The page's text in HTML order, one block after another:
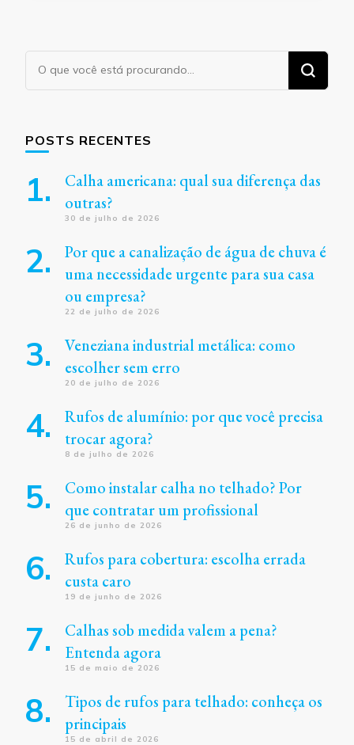
POSTS RECENTES
Calha americana: qual sua diferença das
outras?
30 de julho de 2026
Por que a canalização de água de chuva é
uma necessidade urgente para sua casa
ou empresa?
22 de julho de 2026
Veneziana industrial metálica: como
escolher sem erro
20 de julho de 2026
Rufos de alumínio: por que você precisa
trocar agora?
8 de julho de 2026
Como instalar calha no telhado? Por
que contratar um profissional
26 de junho de 2026
Rufos para cobertura: escolha errada
custa caro
19 de junho de 2026
Calhas sob medida valem a pena?
Entenda agora
15 de maio de 2026
Tipos de rufos para telhado: conheça os
principais
15 de abril de 2026